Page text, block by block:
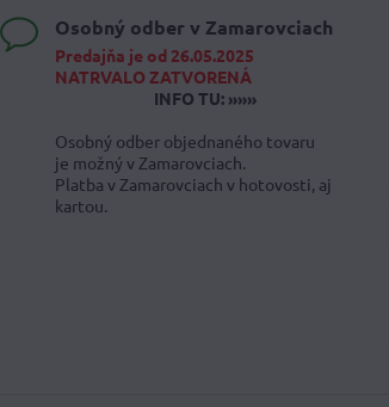
Osobný odber v Zamarovciach
Predajňa je od 26.05.2025
NATRVALO ZATVORENÁ
INFO TU: »»»
Osobný odber objednaného tovaru
je možný v Zamarovciach.
Platba v Zamarovciach v hotovosti, aj
kartou.